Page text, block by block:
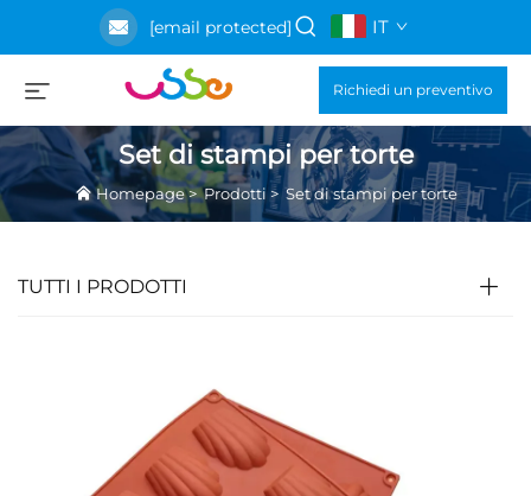
[email protected] IT
Richiedi un preventivo
Set di stampi per torte
Homepage>Prodotti >Set di stampi per torte
TUTTI I PRODOTTI